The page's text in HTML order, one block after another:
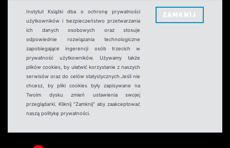
Instytut Książki dba o ochronę prywatności
użytkowników i bezpieczeństwo przetwarzania
ich danych osobowych oraz stosuje
odpowiednie rozwiązania technologiczne
zapobiegające ingerencji osób trzecich w
prywatność użytkowników. Używamy także
plików cookies, by ułatwić korzystanie z naszych
serwisów oraz do celów statystycznych.Jeśli nie
chcesz, by pliki cookies były zapisywane na
Twoim dysku zmień ustawienia swojej
przeglądarki. Kliknij "Zamknij" aby zaakceptować
naszą politykę prywatności.
ZAMKNIJ